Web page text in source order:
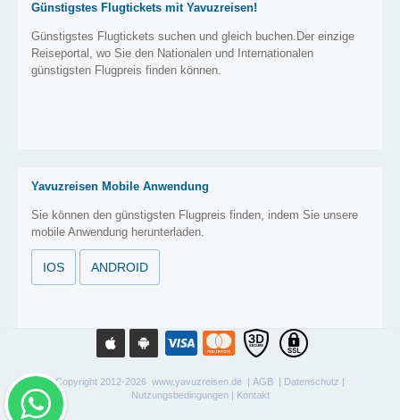
Günstigstes Flugtickets mit Yavuzreisen!
Günstigstes Flugtickets suchen und gleich buchen.Der einzige
Reiseportal, wo Sie den Nationalen und Internationalen
günstigsten Flugpreis finden können.
Yavuzreisen Mobile Anwendung
Sie können den günstigsten Flugpreis finden, indem Sie unsere
mobile Anwendung herunterladen.
IOS ANDROID
Copyright 2012-2026 www.yavuzreisen.de | AGB | Datenschutz |
Nutzungsbedingungen| Kontakt